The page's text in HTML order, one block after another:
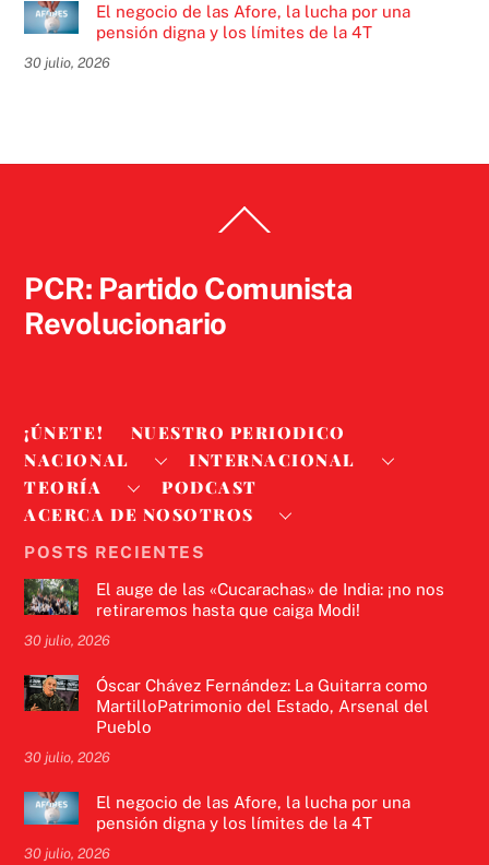
El negocio de las Afore, la lucha por una
pensión digna y los límites de la 4T
30 julio, 2026
To
PCR: Partido Comunista
Revolucionario
¡ÚNETE!
NUESTRO PERIODICO
NACIONAL
INTERNACIONAL
TEORÍA
PODCAST
ACERCA DE NOSOTROS
POSTS RECIENTES
El auge de las «Cucarachas» de India: ¡no nos
retiraremos hasta que caiga Modi!
30 julio, 2026
Óscar Chávez Fernández: La Guitarra como
MartilloPatrimonio del Estado, Arsenal del
Pueblo
30 julio, 2026
El negocio de las Afore, la lucha por una
pensión digna y los límites de la 4T
30 julio, 2026